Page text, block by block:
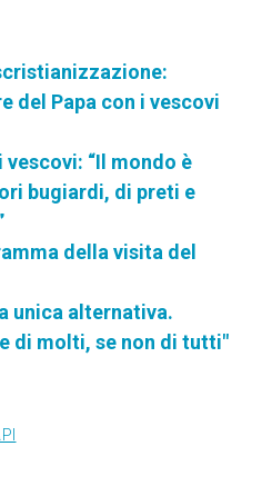
del Papa con i vescovi
“Il mondo è
bugiardi, di preti e
della visita del
unica alternativa.
di molti, se non di tutti"